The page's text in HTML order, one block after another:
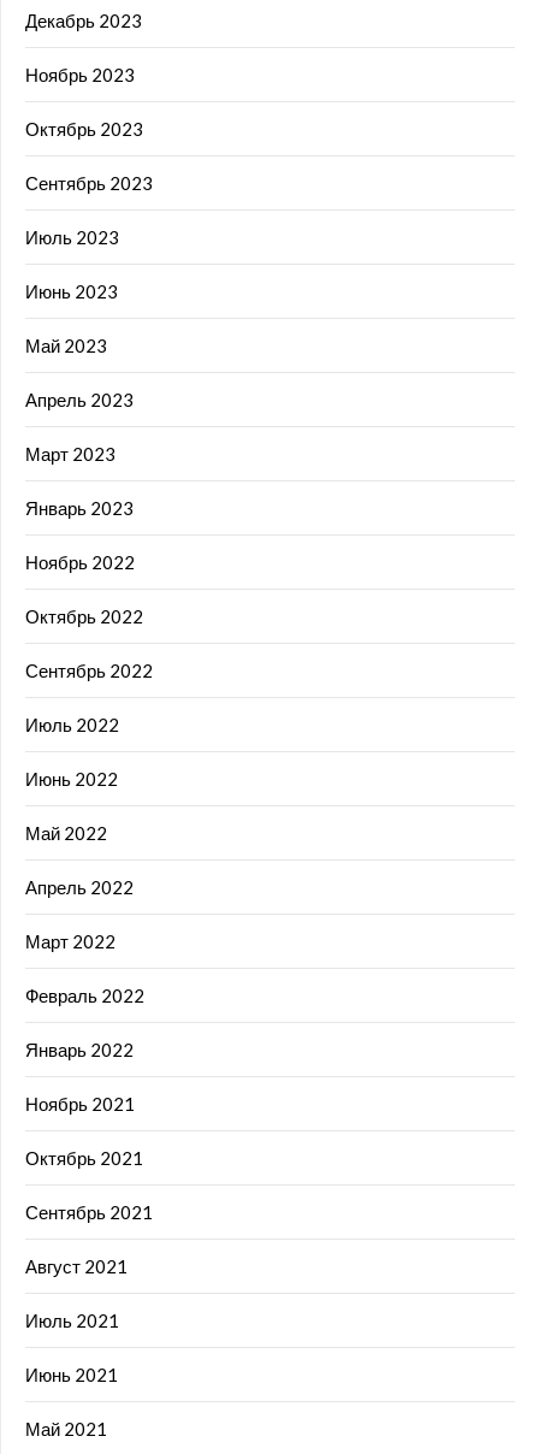
Декабрь 2023
Ноябрь 2023
Октябрь 2023
Сентябрь 2023
Июль 2023
Июнь 2023
Май 2023
Апрель 2023
Март 2023
Январь 2023
Ноябрь 2022
Октябрь 2022
Сентябрь 2022
Июль 2022
Июнь 2022
Май 2022
Апрель 2022
Март 2022
Февраль 2022
Январь 2022
Ноябрь 2021
Октябрь 2021
Сентябрь 2021
Август 2021
Июль 2021
Июнь 2021
Май 2021